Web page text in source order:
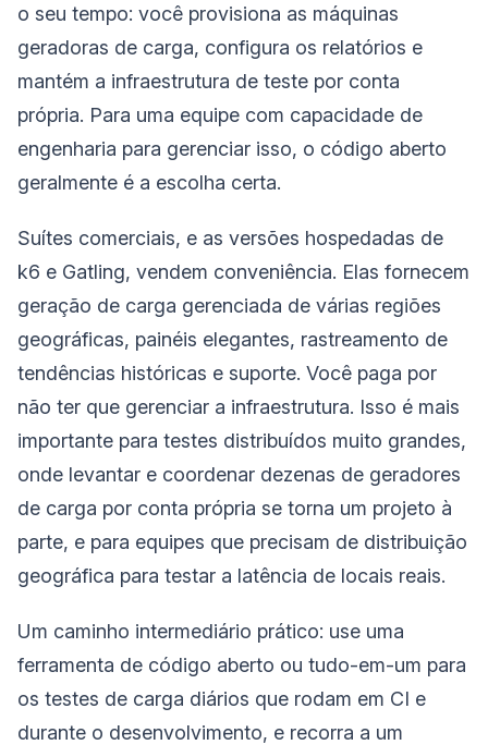
o seu tempo: você provisiona as máquinas
geradoras de carga, configura os relatórios e
mantém a infraestrutura de teste por conta
própria. Para uma equipe com capacidade de
engenharia para gerenciar isso, o código aberto
geralmente é a escolha certa.
Suítes comerciais, e as versões hospedadas de
k6 e Gatling, vendem conveniência. Elas fornecem
geração de carga gerenciada de várias regiões
geográficas, painéis elegantes, rastreamento de
tendências históricas e suporte. Você paga por
não ter que gerenciar a infraestrutura. Isso é mais
importante para testes distribuídos muito grandes,
onde levantar e coordenar dezenas de geradores
de carga por conta própria se torna um projeto à
parte, e para equipes que precisam de distribuição
geográfica para testar a latência de locais reais.
Um caminho intermediário prático: use uma
ferramenta de código aberto ou tudo-em-um para
os testes de carga diários que rodam em CI e
durante o desenvolvimento, e recorra a um